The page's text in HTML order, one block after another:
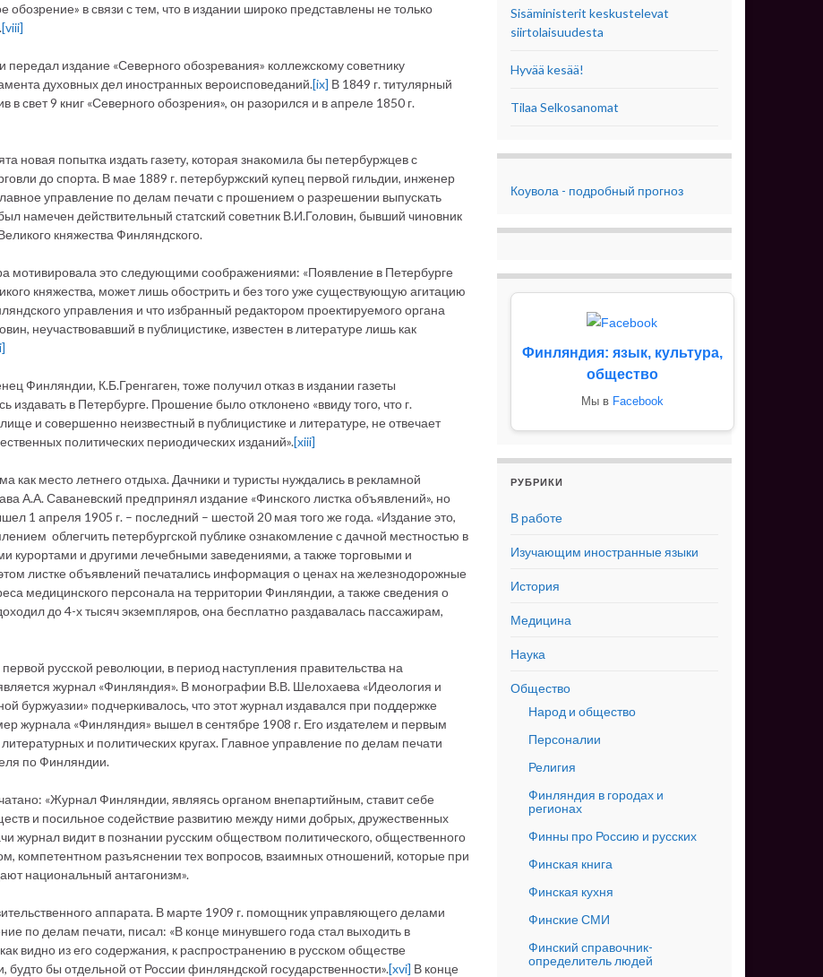
в связи с тем, что в издании широко представлены не только
[viii]
передал издание «Северного обозревания» коллежскому советнику
духовных дел иностранных вероисповеданий.[ix] В 1849 г. титулярный
свет 9 книг «Северного обозрения», он разорился и в апреле 1850 г.
новая попытка издать газету, которая знакомила бы петербуржцев с
до спорта. В мае 1889 г. петербуржский купец первой гильдии, инженер
управление по делам печати с прошением о разрешении выпускать
намечен действительный статский советник В.И.Головин, бывший чиновник
княжества Финляндского.
мотивировала это следующими соображениями: «Появление в Петербурге
княжества, может лишь обострить и без того уже существующую агитацию
управления и что избранный редактором проектируемого органа
неучаствовавший в публицистике, известен в литературе лишь как
Финляндии, К.Б.Гренгаген, тоже получил отказ в издании газеты
издавать в Петербурге. Прошение было отклонено «ввиду того, что г.
и совершенно неизвестный в публицистике и литературе, не отвечает
политических периодических изданий».[xiii]
как место летнего отдыха. Дачники и туристы нуждались в рекламной
А.А. Саваневский предпринял издание «Финского листка объявлений», но
1 апреля 1905 г. – последний – шестой 20 мая того же года. «Издание это,
облегчить петербургской публике ознакомление с дачной местностью в
курортами и другими лечебными заведениями, а также торговыми и
листке объявлений печатались информация о ценах на железнодорожные
медицинского персонала на территории Финляндии, а также сведения о
до 4-х тысяч экземпляров, она бесплатно раздавалась пассажирам,
русской революции, в период наступления правительства на
журнал «Финляндия». В монографии В.В. Шелохаева «Идеология и
буржуазии» подчеркивалось, что этот журнал издавался при поддержке
журнала «Финляндия» вышел в сентябре 1908 г. Его издателем и первым
и политических кругах. Главное управление по делам печати
по Финляндии.
«Журнал Финляндии, являясь органом внепартийным, ставит себе
и посильное содействие развитию между ними добрых, дружественных
журнал видит в познании русским обществом политического, общественного
компетентном разъяснении тех вопросов, взаимных отношений, которые при
национальный антагонизм».
аппарата. В марте 1909 г. помощник управляющего делами
по делам печати, писал: «В конце минувшего года стал выходить в
видно из его содержания, к распространению в русском обществе
будто бы отдельной от России финляндской государственности».[xvi] В конце
Sisäministerit keskustelevat
siirtolaisuudesta
Hyvää kesää!
Tilaa Selkosanomat
Коувола - подробный прогноз
Финляндия: язык, культура,
общество
Мы в Facebook
РУБРИКИ
В работе
Изучающим иностранные языки
История
Медицина
Наука
Общество
Народ и общество
Персоналии
Религия
Финляндия в городах и
регионах
Финны про Россию и русских
Финская книга
Финская кухня
Финские СМИ
Финский справочник-
определитель людей